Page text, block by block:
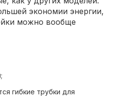
экономии энергии,
можно вообще
гибкие трубки для